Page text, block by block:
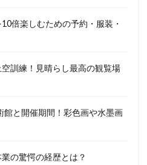
倍楽しむための予約・服装・
訓練！見晴らし最高の観覧場
と開催期間！彩色画や水墨画
の驚愕の経歴とは？